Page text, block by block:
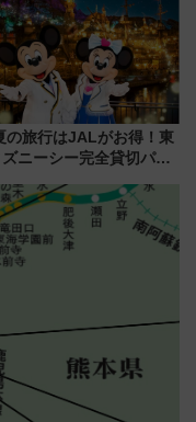
の旅行はJALがお得！東
ニーシー完全貸切パー
る 条件は「夏の国内
搭乗」